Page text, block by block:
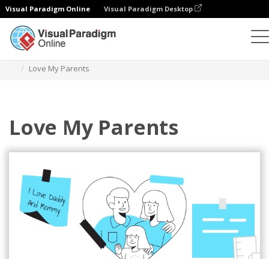
Visual Paradigm Online Visual Paradigm Desktop
Love My Parents
Love My Parents